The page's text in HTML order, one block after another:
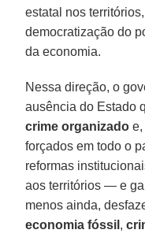
estatal nos
democratização do
da economia.
Nessa direção, o
ausência do Estado
crime organizado e,
forçados em todo o
reformas
aos territórios — e
menos ainda,
economia fóssil ,